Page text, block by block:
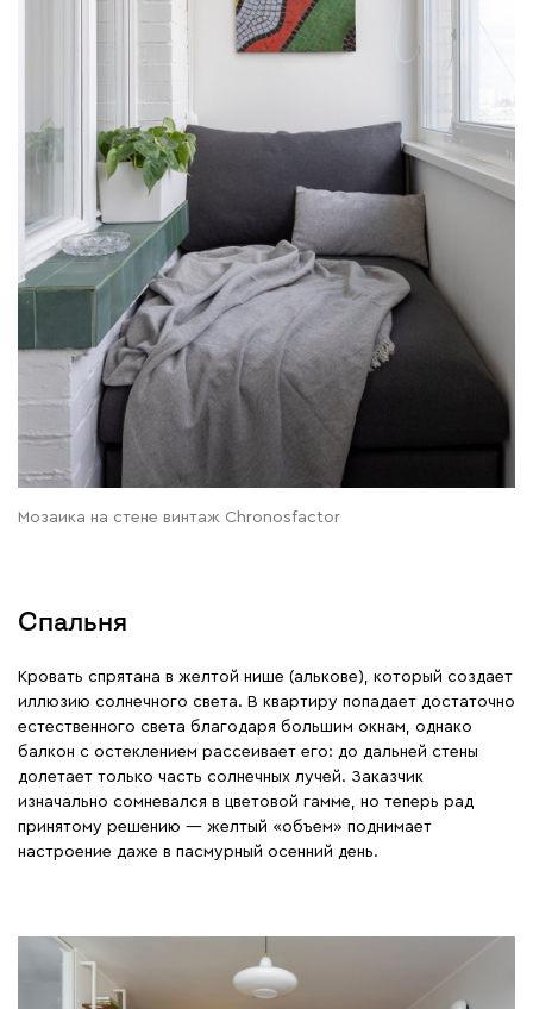
Мозаика на стене винтаж Сhronosfactor
Спальня
Кровать спрятана в желтой нише (алькове), который создает
иллюзию солнечного света. В квартиру попадает достаточно
естественного света благодаря большим окнам, однако
балкон с остеклением рассеивает его: до дальней стены
долетает только часть солнечных лучей. Заказчик
изначально сомневался в цветовой гамме, но теперь рад
принятому решению — желтый «объем» поднимает
настроение даже в пасмурный осенний день.